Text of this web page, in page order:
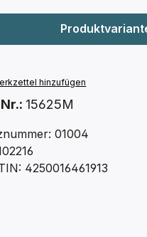
hinzufügen
15625M
01004
4250016461913